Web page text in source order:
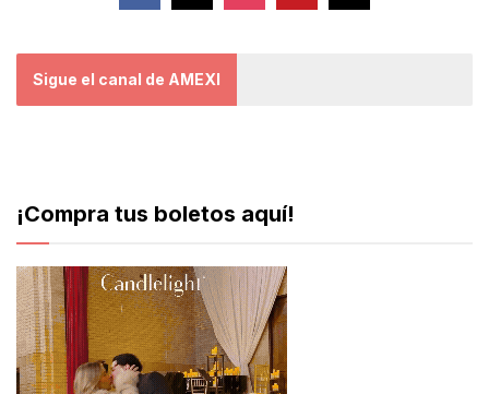
Sigue el canal de AMEXI
¡Compra tus boletos aquí!